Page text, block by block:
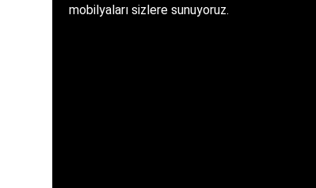
mobilyaları sizlere sunuyoruz.